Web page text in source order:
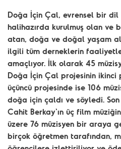
Doğa İçin Çal, evrensel bir dil
halihazırda kurulmuş olan ve
atan, doğa ve doğal yaşam
ilgili tüm derneklerin
amaçlıyor. İlk olarak 45
Doğa İçin Çal projesinin ikinci
üçüncü projesinde ise 106
doğa için çaldı ve söyledi.
Cahit Berkay'ın üç film
üzere 76 müzisyen bir araya
birçok öğretmen tarafından,